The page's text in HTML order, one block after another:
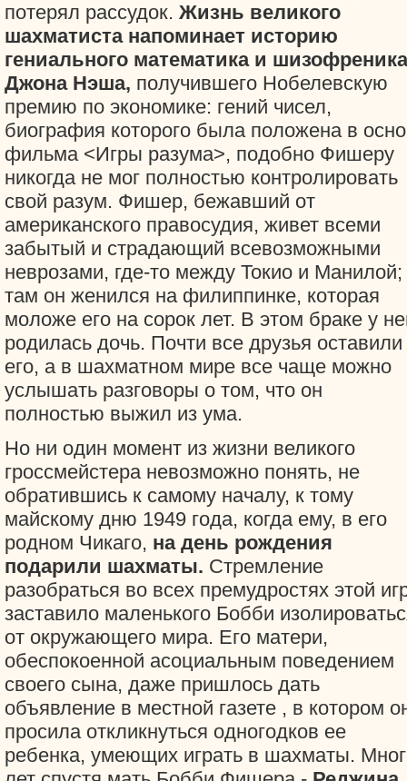
потерял рассудок. Жизнь великого
шахматиста напоминает историю
гениального математика и шизофреника
Джона Нэша, получившего Нобелевскую
премию по экономике: гений чисел,
биография которого была положена в
фильма <Игры разума>, подобно Фишеру
никогда не мог полностью контролировать
свой разум. Фишер, бежавший от
американского правосудия, живет всеми
забытый и страдающий всевозможными
неврозами, где-то между Токио и Манилой;
там он женился на филиппинке, которая
моложе его на сорок лет. В этом браке у
родилась дочь. Почти все друзья оставили
его, а в шахматном мире все чаще можно
услышать разговоры о том, что он
полностью выжил из ума.
Но ни один момент из жизни великого
гроссмейстера невозможно понять, не
обратившись к самому началу, к тому
майскому дню 1949 года, когда ему, в его
родном Чикаго, на день рождения
подарили шахматы. Стремление
разобраться во всех премудростях этой
заставило маленького Бобби
от окружающего мира. Его матери,
обеспокоенной асоциальным поведением
своего сына, даже пришлось дать
объявление в местной газете , в котором
просила откликнуться одногодков ее
ребенка, умеющих играть в шахматы.